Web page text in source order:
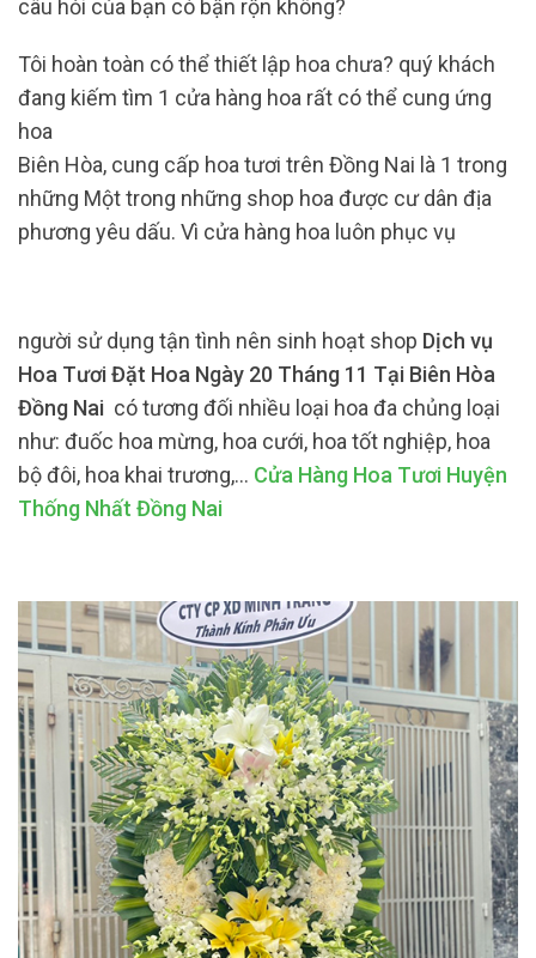
câu hỏi của bạn có bận rộn không?
Tôi hoàn toàn có thể thiết lập hoa chưa? quý khách
đang kiếm tìm 1 cửa hàng hoa rất có thể cung ứng
hoa
Biên Hòa, cung cấp hoa tươi trên Đồng Nai là 1 trong
những Một trong những shop hoa được cư dân địa
phương yêu dấu. Vì cửa hàng hoa luôn phục vụ
người sử dụng tận tình nên sinh hoạt shop Dịch vụ
Hoa Tươi Đặt Hoa Ngày 20 Tháng 11 Tại Biên Hòa
Đồng Nai có tương đối nhiều loại hoa đa chủng loại
như: đuốc hoa mừng, hoa cưới, hoa tốt nghiệp, hoa
bộ đôi, hoa khai trương,… Cửa Hàng Hoa Tươi Huyện
Thống Nhất Đồng Nai